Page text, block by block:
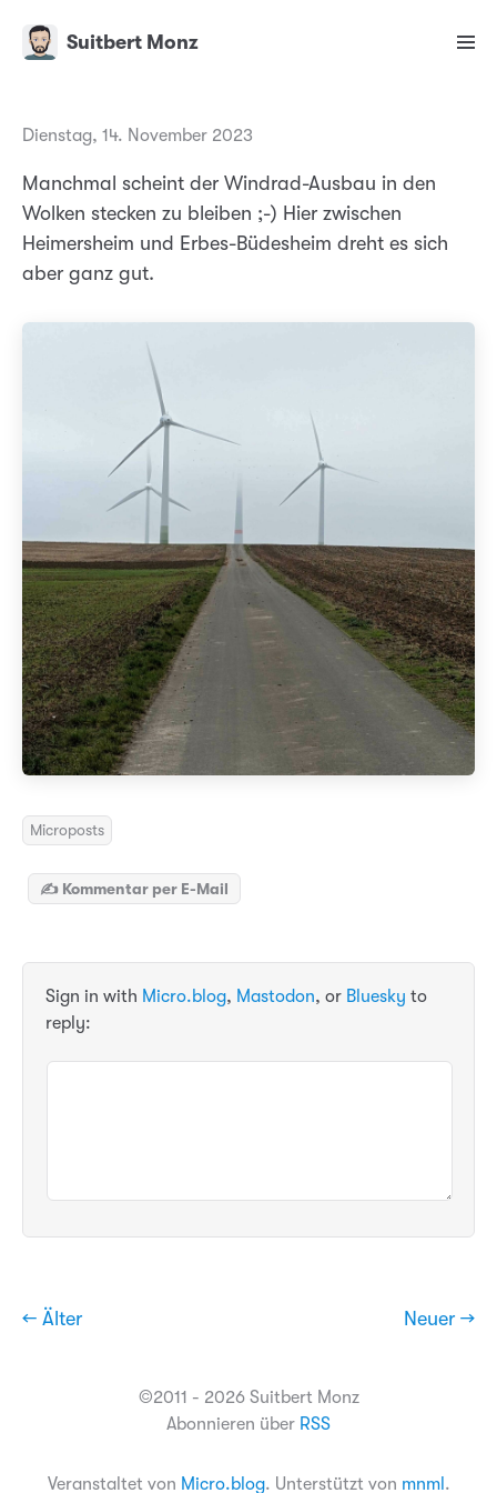
Suitbert Monz
Dienstag, 14. November 2023
Manchmal scheint der Windrad-Ausbau in den
Wolken stecken zu bleiben ;-) Hier zwischen
Heimersheim und Erbes-Büdesheim dreht es sich
aber ganz gut.
Microposts
✍️ Kommentar per E-Mail
Sign in with Micro.blog, Mastodon, or Bluesky to
reply:
← Älter Neuer →
©2011 - 2026 Suitbert Monz
Abonnieren über RSS
Veranstaltet von Micro.blog. Unterstützt von mnml .